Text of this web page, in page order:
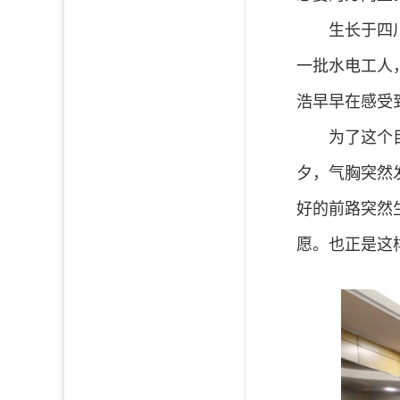
生长于四
一批水电工人
浩早早在感受
为了这个
夕，气胸突然
好的前路突然
愿。也正是这